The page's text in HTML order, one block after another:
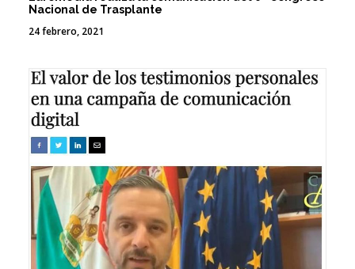
Nacional de Trasplante
24 febrero, 2021